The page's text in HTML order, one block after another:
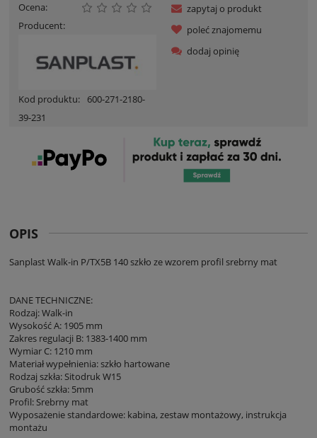
Ocena:
Producent:
Kod produktu:
600-271-2180-
39-231
zapytaj o produkt
poleć znajomemu
dodaj opinię
OPIS
Sanplast Walk-in P/TX5B 140 szkło ze wzorem profil srebrny mat
DANE TECHNICZNE:
Rodzaj: Walk-in
Wysokość A: 1905 mm
Zakres regulacji B: 1383-1400 mm
Wymiar C: 1210 mm
Materiał wypełnienia: szkło hartowane
Rodzaj szkła: Sitodruk W15
Grubość szkła: 5mm
Profil: Srebrny mat
Wyposażenie standardowe: kabina, zestaw montażowy, instrukcja
montażu